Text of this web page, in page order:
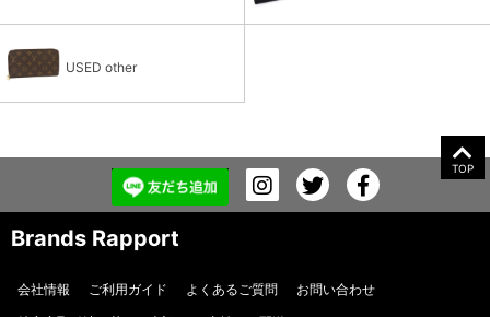
USED other
TOP
Brands Rapport
会社情報 ご利用ガイド よくあるご質問
お問い合わせ